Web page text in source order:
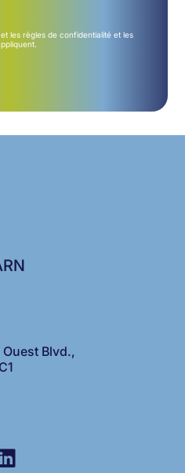
et lesrègles de confidentialité et les
Blvd.,